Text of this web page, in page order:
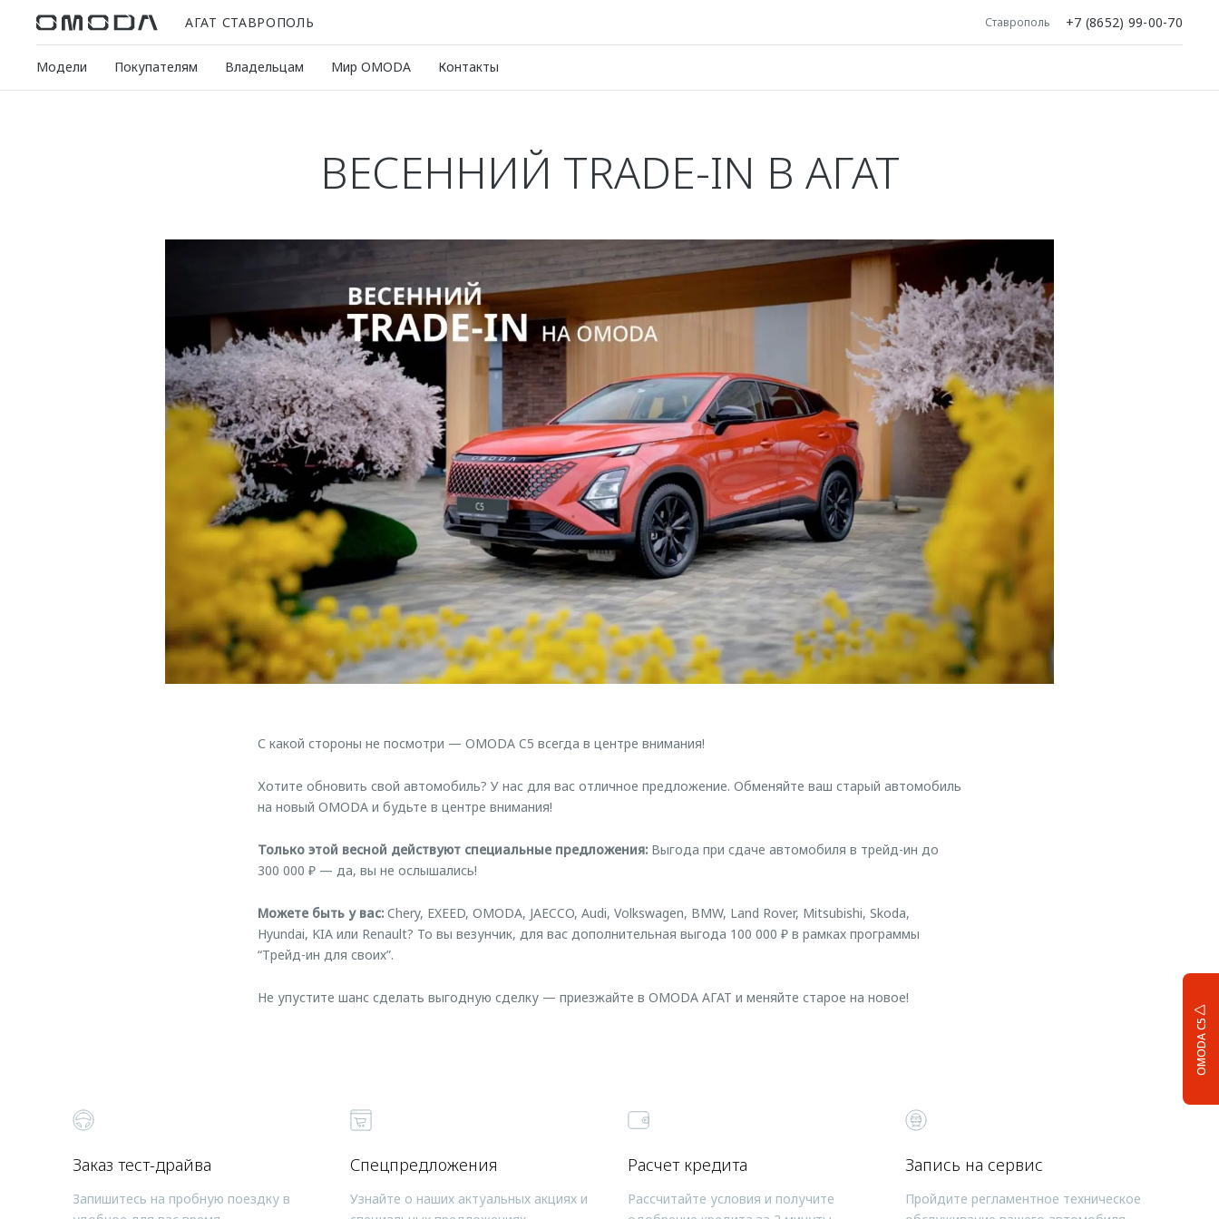
АГАТ СТАВРОПОЛЬ Ставрополь +7 (8652) 99-00-70
Модели Покупателям Владельцам Мир OMODA Контакты
OMODA C5
ВЕСЕННИЙ TRADE-IN В АГАТ
С какой стороны не посмотри — OMODA C5 всегда в центре внимания!
Хотите обновить свой автомобиль? У нас для вас отличное предложение. Обменяйте ваш старый автомобиль
на новый OMODA и будьте в центре внимания!
Только этой весной действуют специальные предложения: Выгода при сдаче автомобиля в трейд-ин до
300 000 ₽ — да, вы не ослышались!
Можете быть у вас: Chery, EXEED, OMODA, JAECCO, Audi, Volkswagen, BMW, Land Rover, Mitsubishi, Skoda,
Hyundai, KIA или Renault? То вы везунчик, для вас дополнительная выгода 100 000 ₽ в рамках программы
“Трейд-ин для своих”.
Не упустите шанс сделать выгодную сделку — приезжайте в OMODA АГАТ и меняйте старое на новое!
Заказ тест-драйва
Запишитесь на пробную поездку в
Спецпредложения
Узнайте о наших актуальных акциях и
Расчет кредита
Рассчитайте условия и получите
Запись на сервис
Пройдите регламентное техническое